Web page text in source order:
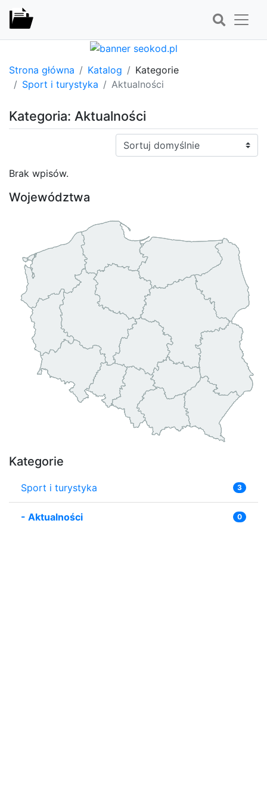
Strona główna Katalog
Kategorie
Sport i turystyka
Aktualności
Kategoria: Aktualności
Sortuj:
Brak wpisów.
Województwa
Kategorie
Sport i turystyka 3
- Aktualności 0